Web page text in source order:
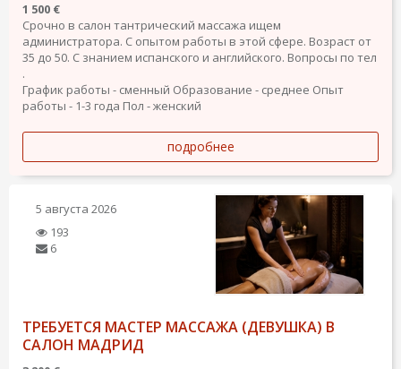
1 500 €
Срочно в салон тантрический массажа ищем
администратора. С опытом работы в этой сфере. Возраст от
35 до 50. С знанием испанского и английского. Вопросы по тел
.
График работы - сменный Образование - среднее Опыт
работы - 1-3 года Пол - женский
подробнее
5 августа 2026
193
6
ТРЕБУЕТСЯ МАСТЕР МАССАЖА (ДЕВУШКА) В
САЛОН МАДРИД